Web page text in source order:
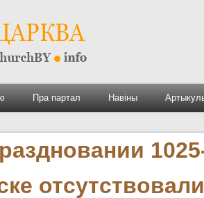
Пра партал Навіны